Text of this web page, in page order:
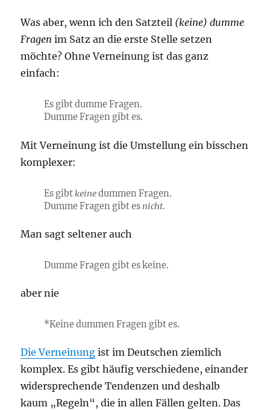
Was aber, wenn ich den Satzteil (keine) dumme
Fragen im Satz an die erste Stelle setzen
möchte? Ohne Verneinung ist das ganz
einfach:
Es gibt dumme Fragen.
Dumme Fragen gibt es.
Mit Verneinung ist die Umstellung ein bisschen
komplexer:
Es gibtkeinedummen Fragen.
Dumme Fragen gibt es nicht.
Man sagt seltener auch
Dumme Fragen gibt es keine.
aber nie
*Keine dummen Fragen gibt es.
Die Verneinung ist im Deutschen ziemlich
komplex. Es gibt häufig verschiedene, einander
widersprechende Tendenzen und deshalb
kaum „Regeln“, die in allen Fällen gelten. Das